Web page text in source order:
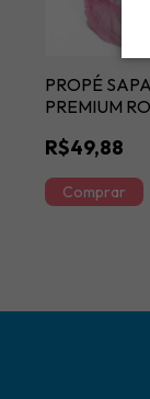
PROPÉ
PREMIUM
R$49,88